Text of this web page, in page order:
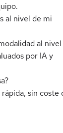
al nivel de mi
al
por IA y
sin coste